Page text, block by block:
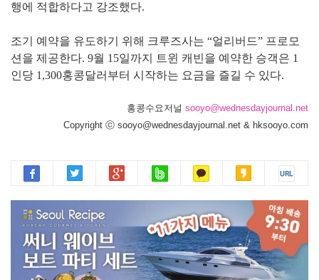
행에 적합하다고 강조했다.
조기 예약을 유도하기 위해 크루즈사는 “얼리버드” 프로모
션을 제공한다. 9월 15일까지 트윈 캐빈을 예약한 승객은 1
인당 1,300홍콩달러부터 시작하는 요금을 즐길 수 있다.
홍콩수요저널 sooyo@wednesdayjournal.net
Copyright ⓒ sooyo@wednesdayjournal.net & hksooyo.com